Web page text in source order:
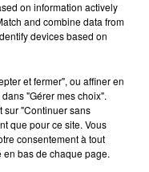
2026 : six jours de fête
on information actively
and combine data from
devices based on
et fermer", ou affiner en
"Gérer mes choix".
sur "Continuer sans
que pour ce site. Vous
consentement à tout
bas de chaque page.